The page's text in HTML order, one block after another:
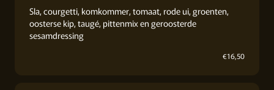
Sla, courgetti, komkommer, tomaat, rode ui, groenten,
oosterse kip, taugé, pittenmix en geroosterde
sesamdressing
€16,50